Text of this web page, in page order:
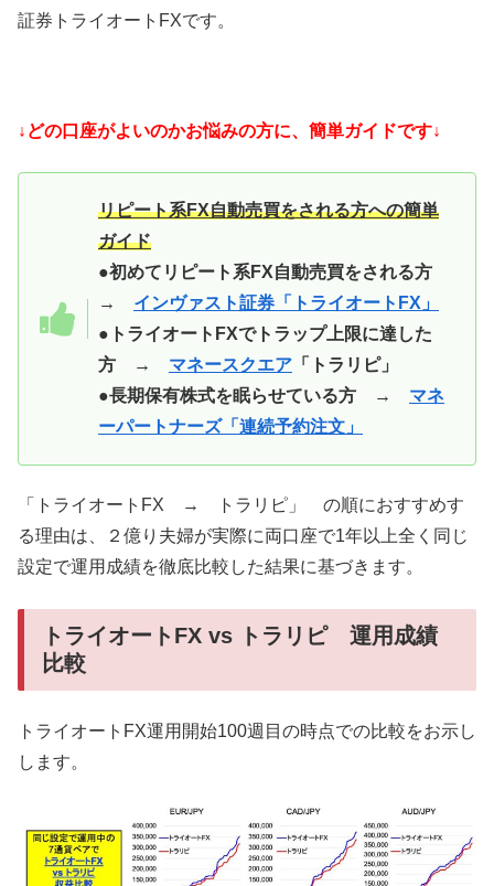
証券トライオートFXです。
↓どの口座がよいのかお悩みの方に、簡単ガイドです↓
リピート系FX自動売買をされる方への簡単
ガイド
●初めてリピート系FX自動売買をされる方
→ インヴァスト証券「トライオートFX」
●トライオートFXでトラップ上限に達した
方 → マネースクエア 「トラリピ」
●長期保有株式を眠らせている方 → マネ
ーパートナーズ「連続予約注文」
「トライオートFX → トラリピ」 の順におすすめす
る理由は、２億り夫婦が実際に両口座で1年以上全く同じ
設定で運用成績を徹底比較した結果に基づきます。
トライオートFX vs トラリピ 運用成績
比較
トライオートFX運用開始100週目の時点での比較をお示し
します。